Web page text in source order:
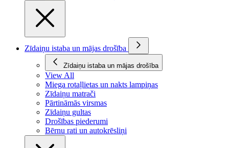
Zīdaiņu istaba un mājas drošība
Zīdaiņu istaba un mājas drošība
View All
Miega rotaļlietas un nakts lampiņas
Zīdaiņu matrači
Pārtināmās virsmas
Zīdaiņu gultas
Drošības piederumi
Bērnu rati un autokrēsliņi